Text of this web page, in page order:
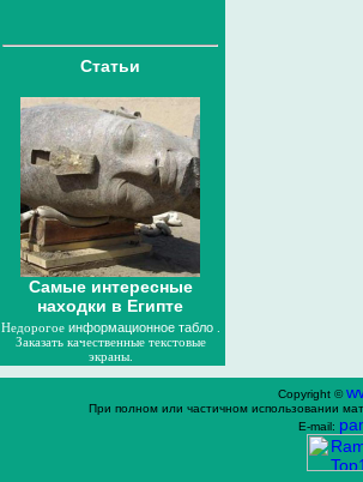
Статьи
Самые интересные
находки в Египте
Недорогое информационное табло.
Заказать качественные текстовые
экраны.
Copyright ©
При полном или частичном использовании
E-mail: